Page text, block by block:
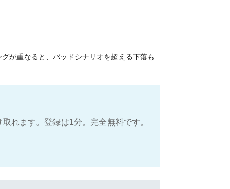
が重なると、バッドシナリオを超える下落も
れます。登録は1分。完全無料です。